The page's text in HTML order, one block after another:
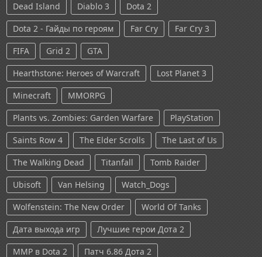
Dead Island
Diablo 3
Dota 2
Dota 2 - Гайды по героям
Far Cry
Far Cry 3
FIFA
Grid 2
GTA
Hearthstone: Heroes of Warcraft
Lost Planet 3
Minecraft
MMORPG
Plants vs. Zombies: Garden Warfare
PlayStation
Saints Row 4
The Elder Scrolls
The Last of Us
The Walking Dead
Titanfall
Tomb Raider
Ubisoft
Van Helsing
Watch_Dogs
Wolfenstein: The New Order
World Of Tanks
Дата выхода игр
Лучшие герои Дота 2
ММР в Dota 2
Патч 6.86 Дота 2